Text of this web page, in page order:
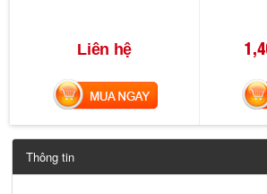
Liên hệ
MUA NGAY
Thông tin